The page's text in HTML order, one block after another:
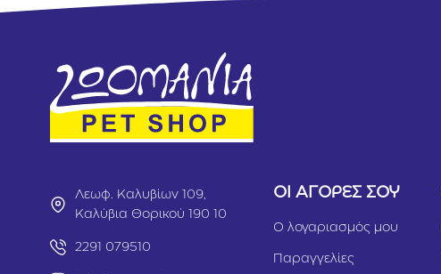
Λεωφ. Καλυβίων 109,
Καλύβια Θορικού 190 10
2291 079510
ΟΙ ΑΓΟΡΕΣ ΣΟΥ
Ο λογαριασμός μου
Παραγγελίες